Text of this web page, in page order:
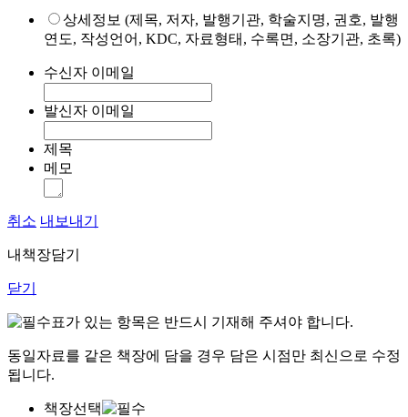
상세정보 (제목, 저자, 발행기관, 학술지명, 권호, 발행
연도, 작성언어, KDC, 자료형태, 수록면, 소장기관, 초록)
수신자 이메일
발신자 이메일
제목
메모
취소 내보내기
내책장담기
닫기
표가 있는 항목은 반드시 기재해 주셔야 합니다.
동일자료를 같은 책장에 담을 경우 담은 시점만 최신으로 수정
됩니다.
책장선택